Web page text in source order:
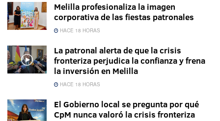
Melilla profesionaliza la imagen
corporativa de las fiestas patronales
HACE 18 HORAS
La patronal alerta de que la crisis
fronteriza perjudica la confianza y frena
la inversión en Melilla
HACE 18 HORAS
El Gobierno local se pregunta por qué
CpM nunca valoró la crisis fronteriza